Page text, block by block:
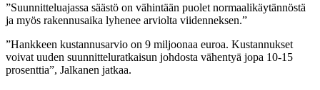
”Suunnitteluajassa säästö on vähintään puolet normaalikäytännöstä
ja myös rakennusaika lyhenee arviolta viidenneksen.”
”Hankkeen kustannusarvio on 9 miljoonaa euroa. Kustannukset
voivat uuden suunnitteluratkaisun johdosta vähentyä jopa 10-15
prosenttia”, Jalkanen jatkaa.